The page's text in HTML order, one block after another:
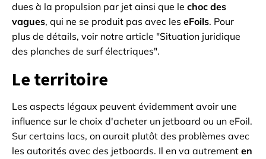
dues à la propulsion par jet ainsi que le choc des
vagues, qui ne se produit pas avec les eFoils. Pour
plus de détails, voir notre article "Situation juridique
des planches de surf électriques".
Le territoire
Les aspects légaux peuvent évidemment avoir une
influence sur le choix d'acheter un jetboard ou un eFoil.
Sur certains lacs, on aurait plutôt des problèmes avec
les autorités avec des jetboards. Il en va autrement en